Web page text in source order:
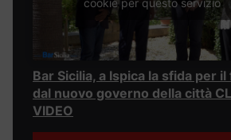
cookie per questo servizio
Bar Sicilia, a Ispica la sfida per
dal nuovo governo della città
VIDEO